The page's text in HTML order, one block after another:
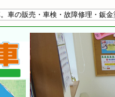
車の販売・車検・故障修理・鈑